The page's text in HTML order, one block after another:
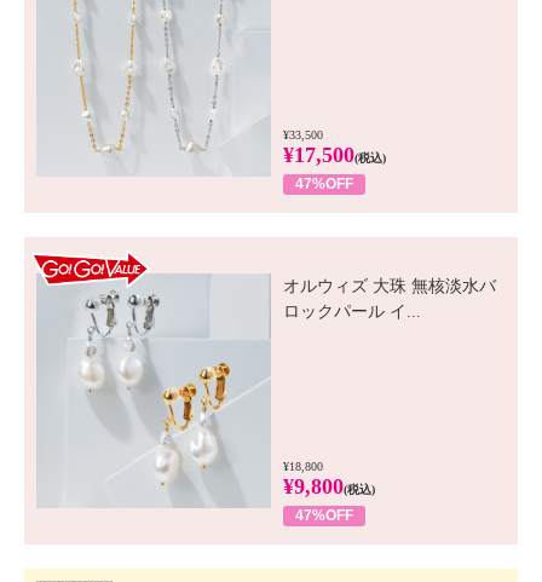
¥33,500
¥17,500(税込)
47%OFF
オルウィズ 大珠 無核淡水バ
ロックパール イ...
¥18,800
¥9,800(税込)
47%OFF